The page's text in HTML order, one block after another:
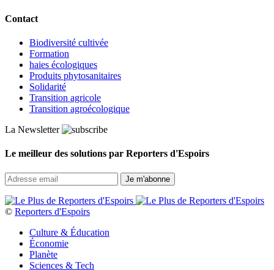
Contact
Biodiversité cultivée
Formation
haies écologiques
Produits phytosanitaires
Solidarité
Transition agricole
Transition agroécologique
La Newsletter
Le meilleur des solutions par Reporters d'Espoirs
© Reporters d'Espoirs
Culture & Éducation
Économie
Planète
Sciences & Tech